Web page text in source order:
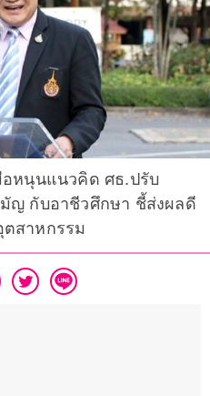
หนุนแนวคิด ศธ.ปรับ
ญ กับอาชีวศึกษา ชี้ส่งผลดี
สาหกรรม